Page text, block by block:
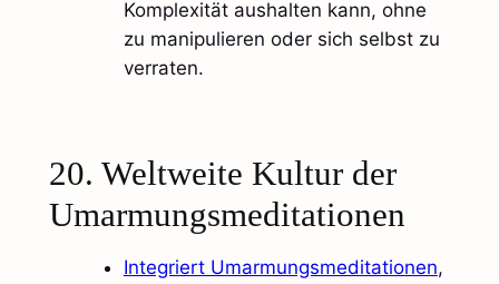
Komplexität aushalten kann, ohne
zu manipulieren oder sich selbst zu
verraten.​
20. Weltweite Kultur der
Umarmungsmeditationen
Integriert Umarmungsmeditationen,